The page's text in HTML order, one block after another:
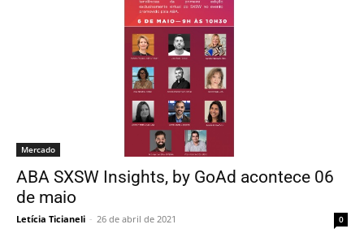
Mercado
ABA SXSW Insights, by GoAd acontece 06
de maio
Letícia Ticianeli - 26 de abril de 2021 0